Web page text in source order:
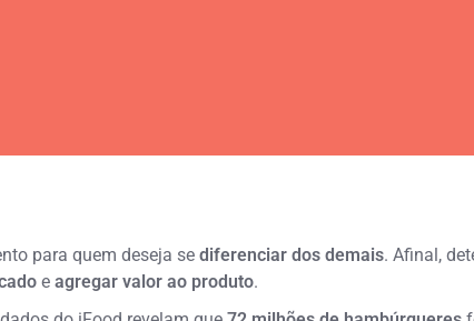
para quem deseja se diferenciar dos demais. Afinal,
e agregar valor ao produto.